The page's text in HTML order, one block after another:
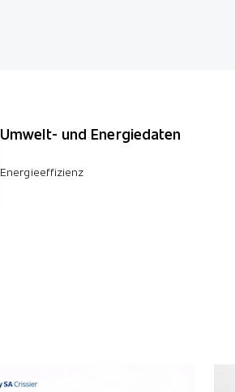
Umwelt- und Energiedaten
Energieeffizienz